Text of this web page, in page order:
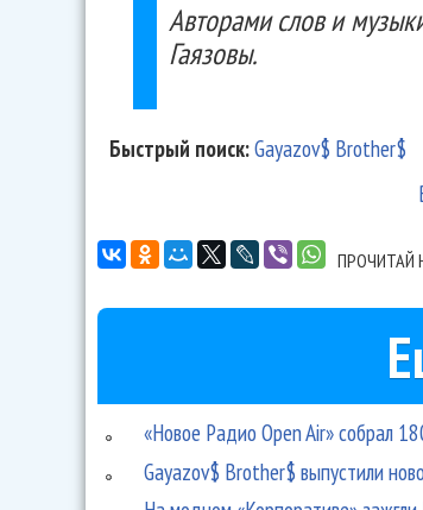
Авторами слов и
Гаязовы.
Быстрый поиск:Gayazov$ Brother$
ПРОЧИТАЙ
«Новое Радио Open Air» собрал
Gayazov$ Brother$ выпустили